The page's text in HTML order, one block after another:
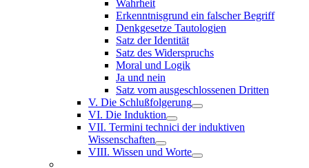
Wahrheit
Erkenntnisgrund ein falscher Begriff
Denkgesetze Tautologien
Satz der Identität
Satz des Widerspruchs
Moral und Logik
Ja und nein
Satz vom ausgeschlossenen Dritten
V. Die Schlußfolgerung
VI. Die Induktion
VII. Termini technici der induktiven
Wissenschaften
VIII. Wissen und Worte